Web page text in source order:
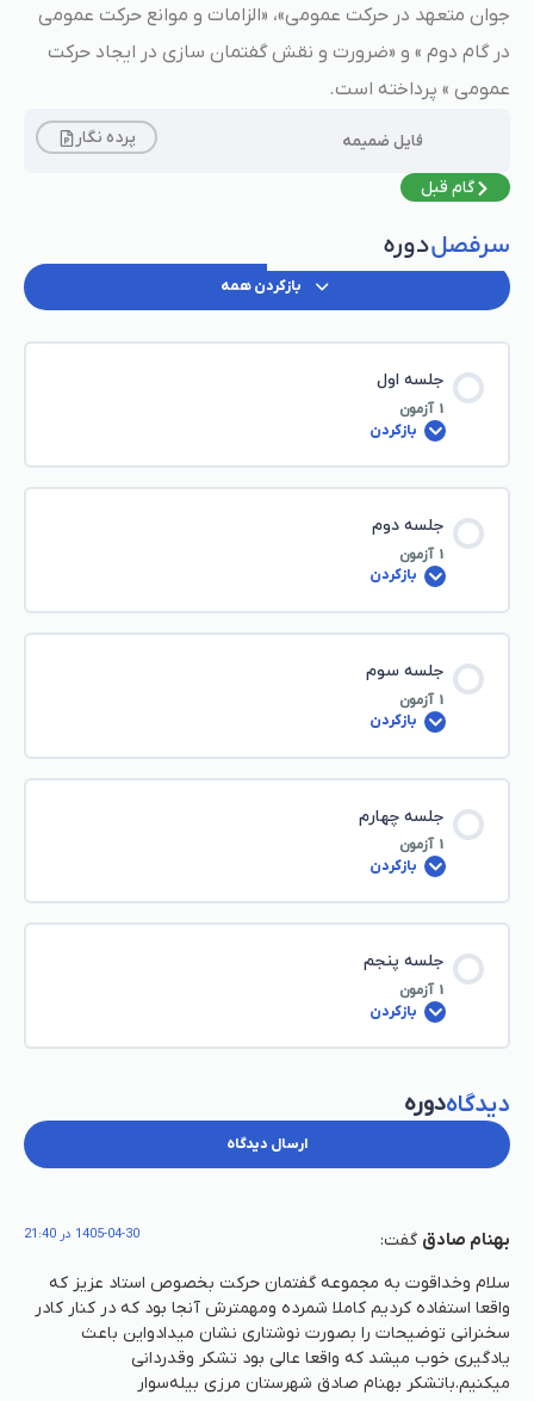
جوان متعهد در حرکت عمومی»، «الزامات و موانع حرکت عمومی
در گام دوم » و «ضرورت و نقش گفتمان سازی در ایجاد حرکت
عمومی » پرداخته است.
فایل ضمیمه پرده نگار
گام قبل
سرفصلدوره
بازکردن همه
جلسه اول
1 آزمون
بازکردن
جلسه دوم
1 آزمون
بازکردن
جلسه سوم
1 آزمون
بازکردن
جلسه چهارم
1 آزمون
بازکردن
جلسه پنجم
1 آزمون
بازکردن
دیدگاهدوره
ارسال دیدگاه
بهنام صادق گفت: 1405-04-30 در 21:40
سلام وخداقوت به مجموعه گفتمان حرکت بخصوص استاد عزیز که
واقعا استفاده کردیم کاملا شمرده ومهمترش آنجا بود که در کنار کادر
سخنرانی توضیحات را بصورت نوشتاری نشان میدادواین باعث
یادگیری خوب میشد که واقعا عالی بود تشکر وقدردانی
میکنیم.باتشکر بهنام صادق شهرستان مرزی بیله‌سوار